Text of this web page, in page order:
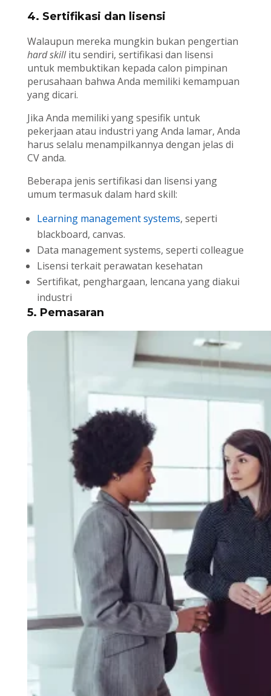
4. Sertifikasi dan lisensi
Walaupun mereka mungkin bukan pengertian
hard skillitu sendiri, sertifikasi dan lisensi
untuk membuktikan kepada calon pimpinan
perusahaan bahwa Anda memiliki kemampuan
yang dicari.
Jika Anda memiliki yang spesifik untuk
pekerjaan atau industri yang Anda lamar, Anda
harus selalu menampilkannya dengan jelas di
CV anda.
Beberapa jenis sertifikasi dan lisensi yang
umum termasuk dalam hard skill:
Learning management systems, seperti
blackboard, canvas.
Data management systems, seperti colleague
Lisensi terkait perawatan kesehatan
Sertifikat, penghargaan, lencana yang diakui
industri
5. Pemasaran